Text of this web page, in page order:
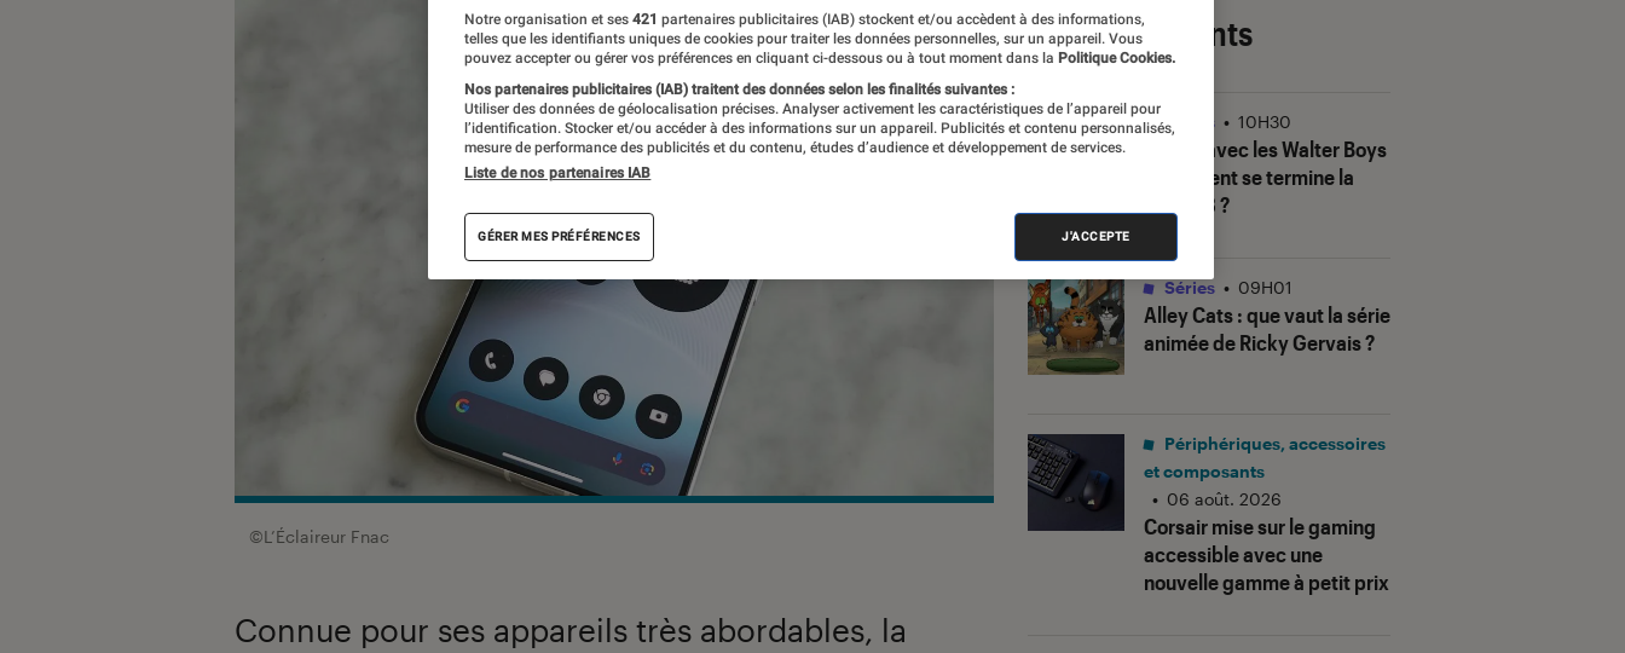
©L’Éclaireur Fnac
Connue pour ses appareils très abordables, la
Les plus récents
Ma vie avec les Walter Boys
: comment se termine la
saison 3 ?
Séries • 10H30
Alley Cats: que vaut la série
animée de Ricky Gervais ?
Séries • 09H01
Corsair mise sur le gaming
accessible avec une
nouvelle gamme à petit prix
Périphériques, accessoires
et composants
• 06 août. 2026
Notre organisation et ses 421 partenaires publicitaires (IAB) stockent et/ou accèdent à des informations,
telles que les identifiants uniques de cookies pour traiter les données personnelles, sur un appareil. Vous
pouvez accepter ou gérer vos préférences en cliquant ci-dessous ou à tout moment dans la Politique Cookies.
Nos partenaires publicitaires (IAB) traitent des données selon les finalités suivantes :
Utiliser des données de géolocalisation précises. Analyser activement les caractéristiques de l’appareil pour
l’identification. Stocker et/ou accéder à des informations sur un appareil. Publicités et contenu personnalisés,
mesure de performance des publicités et du contenu, études d’audience et développement de services.
Liste de nos partenaires IAB
GÉRER MES PRÉFÉRENCES J'ACCEPTE